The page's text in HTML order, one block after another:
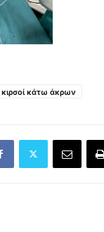
κιρσοί κάτω άκρων